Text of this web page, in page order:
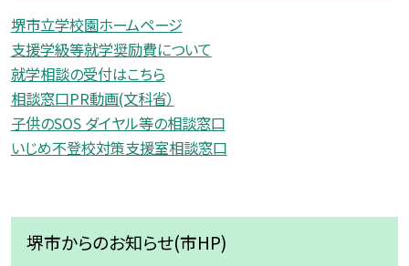
堺市立学校園ホームページ
支援学級等就学奨励費について
就学相談の受付はこちら
相談窓口PR動画(文科省）
子供のSOS ダイヤル等の相談窓口
いじめ不登校対策支援室相談窓口
堺市からのお知らせ(市HP)